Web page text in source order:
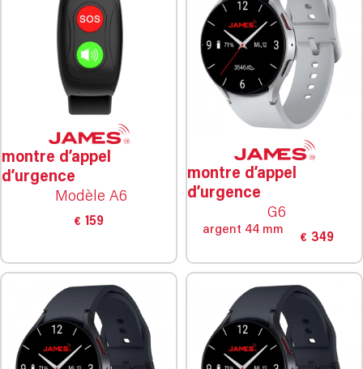
montre d’appel
d’urgence
Modèle A6
€ 159
montre d’appel
d’urgence
G6
argent 44 mm
€ 349